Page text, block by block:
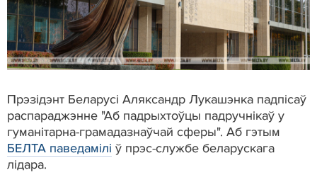
Прэзідэнт Беларусі Аляксандр Лукашэнка падпісаў
распараджэнне "Аб падрыхтоўцы падручнікаў у
гуманітарна-грамадазнаўчай сферы". Аб гэтым
БЕЛТА паведамілі ў прэс-службе беларускага
лідара.